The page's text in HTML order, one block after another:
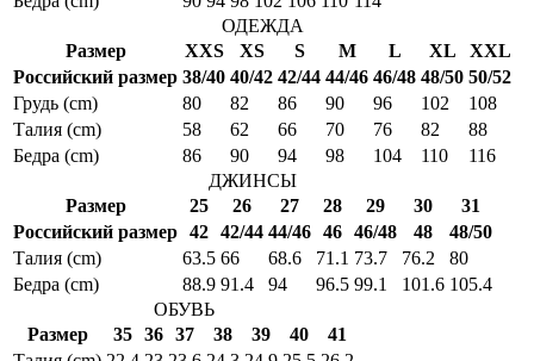
ОДЕЖДА
Размер
XXS XS S M L XL
XXL
Российский размер 38/40 40/42 42/44 44/46 46/48 48/50 50/52
Грудь (cm)
80 82 86 90 96 102
108
Талия (cm)
58 62 66 70 76 82
88
Бедра (cm)
86 90 94 98 104 110
116
ДЖИНСЫ
Размер
25 26 27 28 29 30
31
Российский размер 42 42/44 44/46 46 46/48 48
48/50
Талия (cm)
63.5 66 68.6 71.1 73.7 76.2
80
Бедра (cm)
88.9 91.4 94 96.5 99.1 101.6 105.4
ОБУВЬ
Размер
35 36 37 38 39 40
41